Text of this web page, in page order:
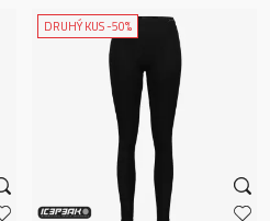
DRUHÝ KUS -50%